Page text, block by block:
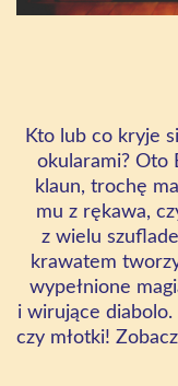
Kto lub co kryje
okularami? Oto
klaun, trochę
mu z rękawa,
z wielu
krawatem
wypełnione
i wirujące
czy młotki!